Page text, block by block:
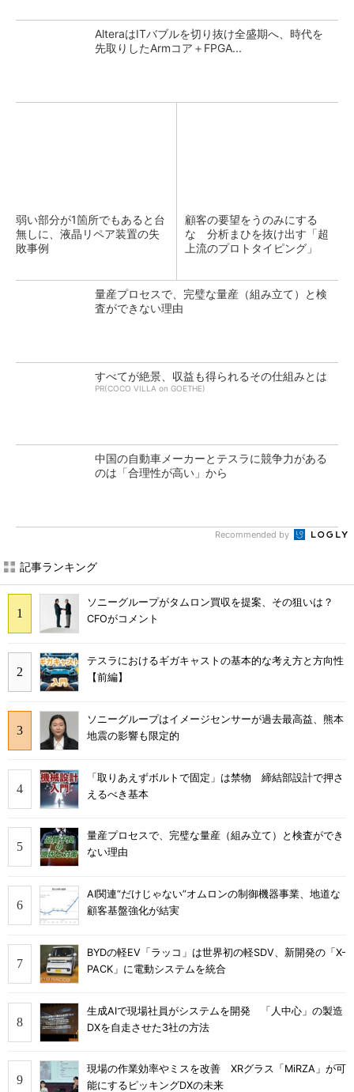
AlteraはITバブルを切り抜け全盛期へ、時代を
先取りしたArmコア＋FPGA...
弱い部分が1箇所でもあると台
無しに、液晶リペア装置の失
敗事例
顧客の要望をうのみにする
な 分析まひを抜け出す「超
上流のプロトタイピング」
量産プロセスで、完璧な量産（組み立て）と検
査ができない理由
すべてが絶景、収益も得られるその仕組みとは
PR(COCO VILLA on GOETHE)
中国の自動車メーカーとテスラに競争力がある
のは「合理性が高い」から
Recommended by
記事ランキング
ソニーグループがタムロン買収を提案、その狙いは？
CFOがコメント
テスラにおけるギガキャストの基本的な考え方と方向性
【前編】
ソニーグループはイメージセンサーが過去最高益、熊本
地震の影響も限定的
「取りあえずボルトで固定」は禁物 締結部設計で押さ
えるべき基本
量産プロセスで、完璧な量産（組み立て）と検査ができ
ない理由
AI関連“だけじゃない”オムロンの制御機器事業、地道な
顧客基盤強化が結実
BYDの軽EV「ラッコ」は世界初の軽SDV、新開発の「X-
PACK」に電動システムを統合
生成AIで現場社員がシステムを開発 「人中心」の製造
DXを自走させた3社の方法
現場の作業効率やミスを改善 XRグラス「MiRZA」が可
能にするピッキングDXの未来